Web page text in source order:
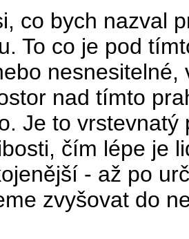
co bych nazval
To co je pod
nad tímto
Je to
čím lépe je
- až po
zvyšovat do